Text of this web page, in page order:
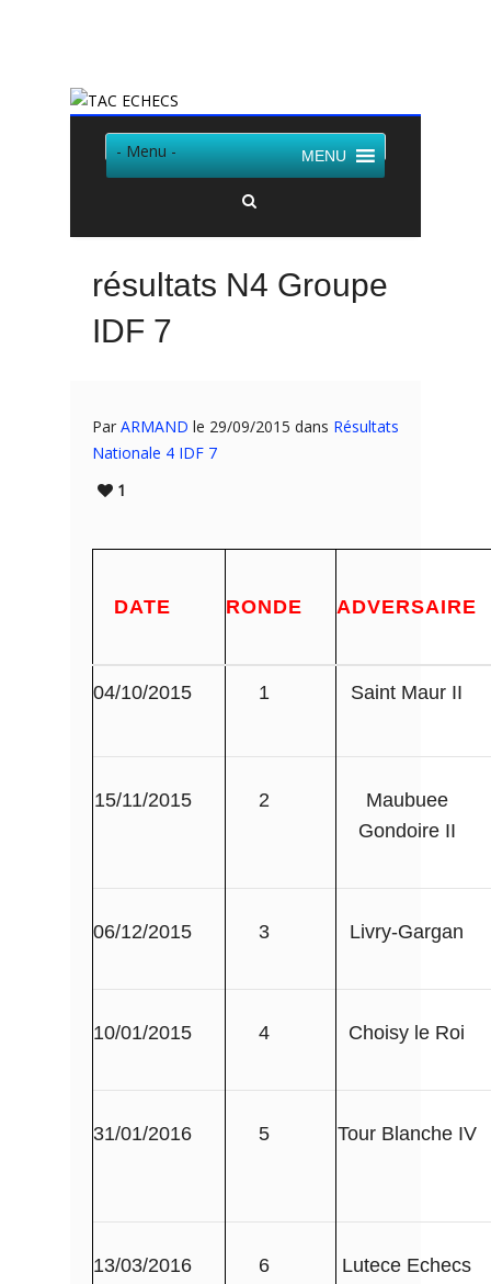
- Menu - MENU
résultats N4 Groupe
IDF 7
Par ARMAND le 29/09/2015 dans Résultats
Nationale 4 IDF 7
1
DATE RONDE ADVERSAIRE
04/10/2015 1 Saint Maur II
15/11/2015 2
Maubuee
Gondoire II
06/12/2015 3 Livry-Gargan
10/01/2015 4 Choisy le Roi
31/01/2016 5 Tour Blanche IV
13/03/2016 6
Lutece Echecs